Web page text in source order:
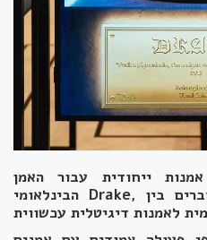
ייחודית עבור האמן
הבינלאומי Drake, ונחשב לאחד היוצרים המחברים בין